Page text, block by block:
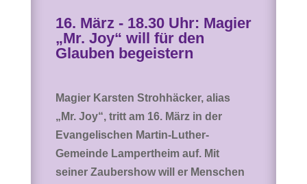
16. März - 18.30 Uhr: Magier
„Mr. Joy“ will für den
Glauben begeistern
Magier Karsten Strohhäcker, alias
„Mr. Joy“, tritt am 16. März in der
Evangelischen Martin-Luther-
Gemeinde Lampertheim auf. Mit
seiner Zaubershow will er Menschen